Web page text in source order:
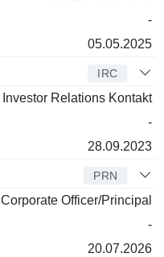
-
05.05.2025
IRC
Investor Relations Kontakt
-
28.09.2023
PRN
Corporate Officer/Principal
-
20.07.2026